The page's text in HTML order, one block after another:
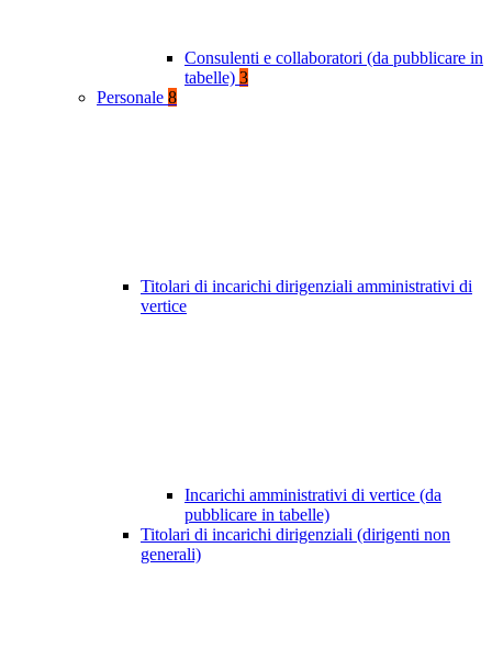
Consulenti e collaboratori (da pubblicare in
tabelle) 3
Personale 8
Titolari di incarichi dirigenziali amministrativi di
vertice
Incarichi amministrativi di vertice (da
pubblicare in tabelle)
Titolari di incarichi dirigenziali (dirigenti non
generali)